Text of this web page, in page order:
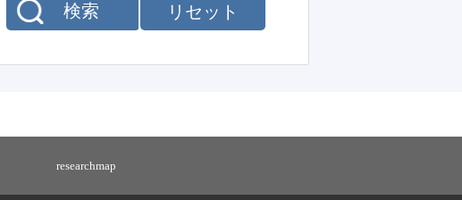
リセット
検索
researchmap